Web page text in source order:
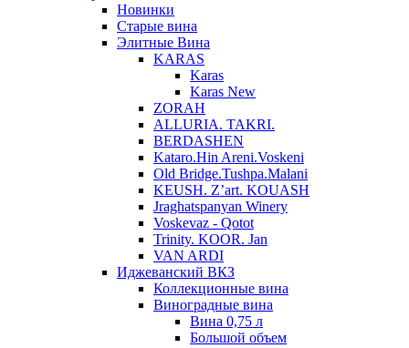
Новинки
Старые вина
Элитные Вина
KARAS
Karas
Karas New
ZORAH
ALLURIA. TAKRI.
BERDASHEN
Kataro.Hin Areni.Voskeni
Old Bridge.Tushpa.Malani
KEUSH. Z’art. KOUASH
Jraghatspanyan Winery
Voskevaz - Qotot
Trinity. KOOR. Jan
VAN ARDI
Иджеванский ВКЗ
Коллекционные вина
Виноградные вина
Вина 0,75 л
Большой объем